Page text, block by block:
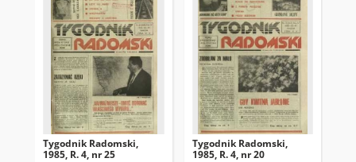
Tygodnik Radomski,
1985, R. 4, nr 25
Tygodnik Radomski,
1985, R. 4, nr 20